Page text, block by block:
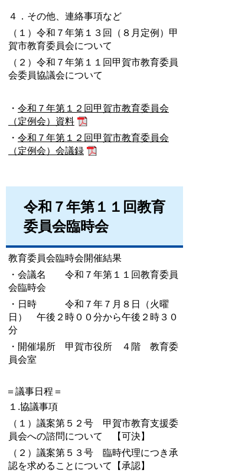
４．その他、連絡事項など
（１）令和７年第１３回（８月定例）甲
賀市教育委員会について
（２）令和７年第１１回甲賀市教育委員
会委員協議会について
・ 令和７年第１２回甲賀市教育委員会
（定例会）資料
・ 令和７年第１２回甲賀市教育委員会
（定例会）会議録
令和７年第１１回教育
委員会臨時会
教育委員会臨時会開催結果
・会議名 令和７年第１１回教育委員
会臨時会
・日時 令和７年７月８日（火曜
日） 午後２時００分から午後２時３０
分
・開催場所 甲賀市役所 ４階 教育委
員会室
＝議事日程＝
１.協議事項
（１）議案第５２号 甲賀市教育支援委
員会への諮問について 【可決】
（２）議案第５３号 臨時代理につき承
認を求めることについて【承認】